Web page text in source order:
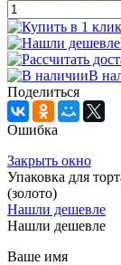
В
Поделиться
Ошибка
Закрыть окно
Упаковка для
(золото)
Нашли дешевле
Нашли дешевле
Ваше имя